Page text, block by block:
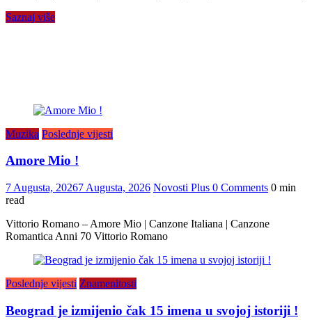
Saznaj više
Muzika Poslednje vijesti
Amore Mio !
7 Augusta, 20267 Augusta, 2026 Novosti Plus 0 Comments 0 min
read
Vittorio Romano – Amore Mio | Canzone Italiana | Canzone
Romantica Anni 70 Vittorio Romano
Poslednje vijesti Znamenitosti
Beograd je izmijenio čak 15 imena u svojoj istoriji !